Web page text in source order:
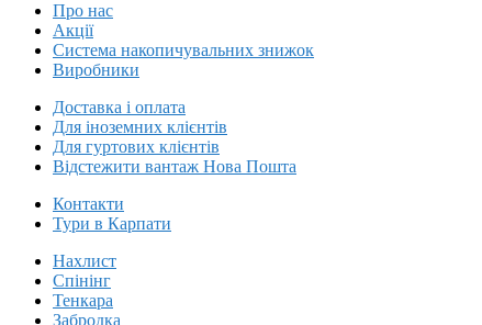
Про нас
Акції
Система накопичувальних знижок
Виробники
Доставка і оплата
Для іноземних клієнтів
Для гуртових клієнтів
Відстежити вантаж Нова Пошта
Контакти
Тури в Карпати
Нахлист
Спінінг
Тенкара
Забродка